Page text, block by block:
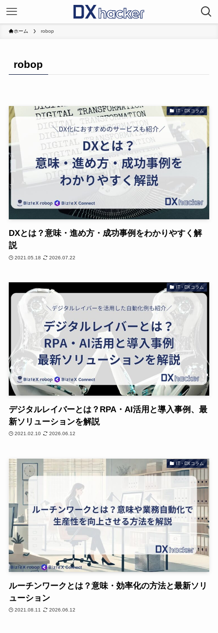
ホーム robop
robop
IT・DXコラム
DXとは？意味・進め方・成功事例をわかりやすく解
説
2021.05.18 2026.07.22
IT・DXコラム
デジタルレイバーとは？RPA・AI活用と導入事例、最
新ソリューションを解説
2021.02.10 2026.06.12
IT・DXコラム
ルーチンワークとは？意味・効率化の方法と最新ソリ
ューション
2021.08.11 2026.06.12